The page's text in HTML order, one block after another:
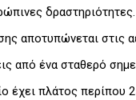
δραστηριότητες.
αποτυπώνεται
από ένα σταθερό
έχει πλάτος περίπου